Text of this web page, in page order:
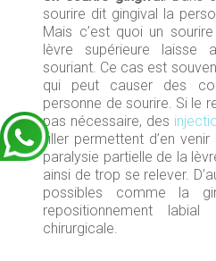
sourire dit gingival la
Mais c’est quoi un
lèvre supérieure laisse
souriant. Ce cas est
qui peut causer des
personne de sourire. Si le
pas nécessaire, des
filler permettent d’en
paralysie partielle de la
ainsi de trop se relever.
possibles comme la
repositionnement labial
chirurgicale.